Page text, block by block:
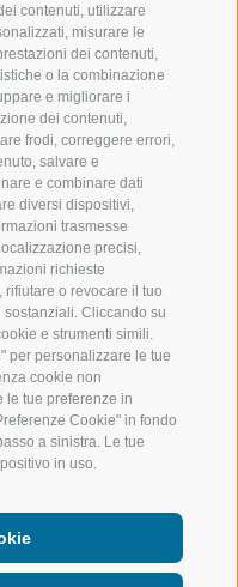
contenuti, utilizzare
misurare le
dei contenuti,
o la combinazione
e migliorare i
dei contenuti,
frodi, correggere errori,
salvare e
e combinare dati
diversi dispositivi,
trasmesse
precisi,
richieste
o revocare il tuo
Cliccando su
e strumenti simili.
per personalizzare le tue
cookie non
le tue preferenze in
Cookie" in fondo
a sinistra. Le tue
in uso.
SCIARE
ESCURSIONI
ALTA
BIKE
FONDO
ACQUA DA